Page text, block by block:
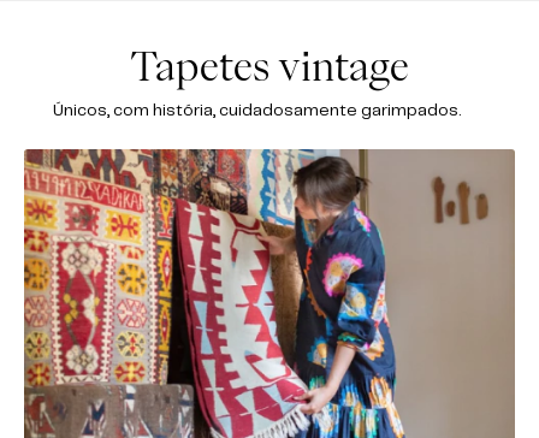
Tapetes vintage
Únicos, com história, cuidadosamente garimpados.